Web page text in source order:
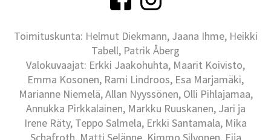
Toimituskunta: Helmut Diekmann, Jaana Ihme, Heikki
Tabell, Patrik Åberg
Valokuvaajat: Erkki Jaakohuhta, Maarit Koivisto,
Emma Kosonen, Rami Lindroos, Esa Marjamäki,
Marianne Niemelä, Allan Nyyssönen, Olli Pihlajamaa,
Annukka Pirkkalainen, Markku Ruuskanen, Jari ja
Irene Räty, Teppo Salmela, Erkki Santamala, Mika